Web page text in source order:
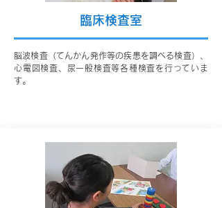
臨床検査室
脳波検査（てんかん発作等の疾患を調べる検査）、
心電図検査、尿一般検査等各種検査を行っていま
す。